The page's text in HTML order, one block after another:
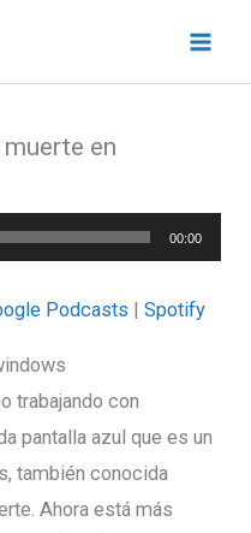
en
00:00
Podcasts |Spotify
trabajando con
pantalla azul que es un
también conocida
Ahora está más